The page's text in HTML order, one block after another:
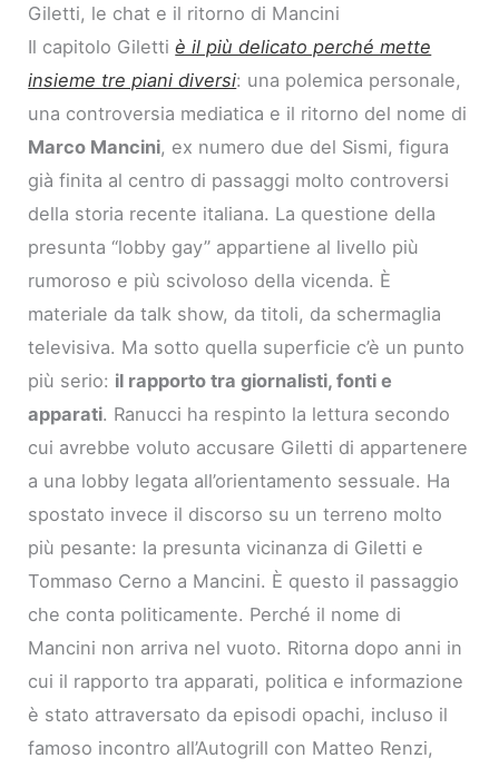
Giletti, le chat e il ritorno di Mancini
Il capitolo Gilettiè il più delicato perché mette
insieme tre piani diversi: una polemica personale,
una controversia mediatica e il ritorno del nome di
Marco Mancini, ex numero due del Sismi, figura
già finita al centro di passaggi molto controversi
della storia recente italiana. La questione della
presunta “lobby gay” appartiene al livello più
rumoroso e più scivoloso della vicenda. È
materiale da talk show, da titoli, da schermaglia
televisiva. Ma sotto quella superficie c’è un punto
più serio: il rapporto tra giornalisti, fonti e
apparati. Ranucci ha respinto la lettura secondo
cui avrebbe voluto accusare Giletti di appartenere
a una lobby legata all’orientamento sessuale. Ha
spostato invece il discorso su un terreno molto
più pesante: la presunta vicinanza di Giletti e
Tommaso Cerno a Mancini. È questo il passaggio
che conta politicamente. Perché il nome di
Mancini non arriva nel vuoto. Ritorna dopo anni in
cui il rapporto tra apparati, politica e informazione
è stato attraversato da episodi opachi, incluso il
famoso incontro all’Autogrill con Matteo Renzi,